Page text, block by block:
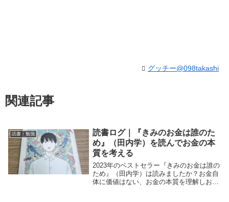
グッチー@098takashi
関連記事
読書・勉強
読書ログ｜『きみのお金は誰のた
め』（田内学）を読んでお金の本
質を考える
2023年のベストセラー『きみのお金は誰の
ため』（田内学）は読みましたか？お金自
体に価値はない、お金の本質を理解しお金